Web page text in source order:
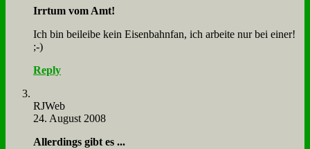
Irr­tum vom Amt!
Ich bin bei­lei­be kein Ei­sen­bahn­fan, ich ar­bei­te nur bei ei­ner!
;-)
Reply
RJ­Web
24. August 2008
Al­ler­dings gibt es ...